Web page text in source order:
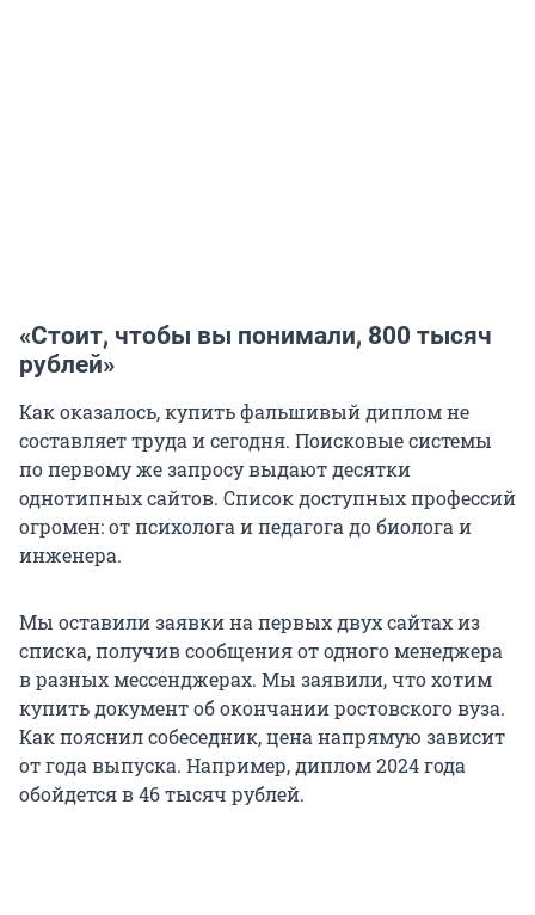
«Стоит, чтобы вы понимали, 800 тысяч
рублей»
Как оказалось, купить фальшивый диплом не
составляет труда и сегодня. Поисковые системы
по первому же запросу выдают десятки
однотипных сайтов. Список доступных профессий
огромен: от психолога и педагога до биолога и
инженера.
Мы оставили заявки на первых двух сайтах из
списка, получив сообщения от одного менеджера
в разных мессенджерах. Мы заявили, что хотим
купить документ об окончании ростовского вуза.
Как пояснил собеседник, цена напрямую зависит
от года выпуска. Например, диплом 2024 года
обойдется в 46 тысяч рублей.